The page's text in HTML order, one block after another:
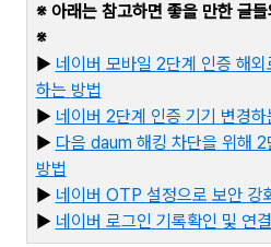
※ 아래는 참고하면 좋을 만한 글
※
▶ 네이버 모바일 2단계 인증 해외
하는 방법
▶ 네이버 2단계 인증 기기 변경하
▶ 다음 daum 해킹 차단을 위해 2
방법
▶ 네이버 OTP 설정으로 보안 강
▶ 네이버 로그인 기록확인 및 연결